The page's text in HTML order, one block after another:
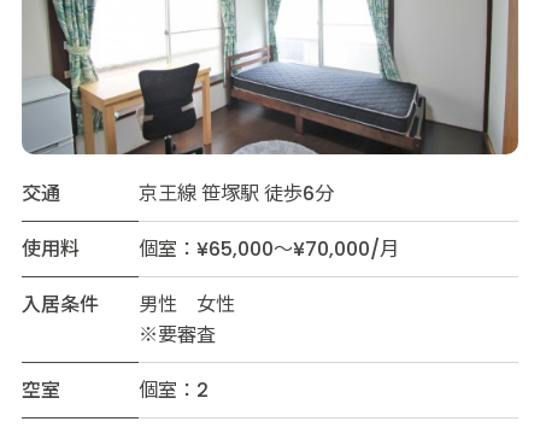
交通
京王線 笹塚駅 徒歩6分
使用料
個室：¥65,000～¥70,000/月
入居条件
男性 女性
※要審査
空室
個室：2